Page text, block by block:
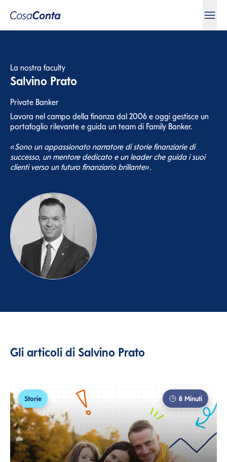
La nostra faculty
Salvino Prato
Private Banker
Lavora nel campo della finanza dal 2006 e oggi gestisce un
portafoglio rilevante e guida un team di Family Banker.
«Sono un appassionato narratore di storie finanziarie di
successo, un mentore dedicato e un leader che guida i suoi
clienti verso un futuro finanziario brillante».
Gli articoli di Salvino Prato
Storie 8 Minuti